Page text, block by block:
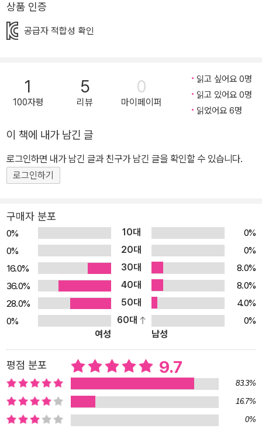
잘 어울릴 수 있을지도 몰라. 고민을 해결하기 위해 길을 떠나기로 했
어. 드넓은 바다로, 거대한 태양으로. 그곳에서 어쩌면 내 고민의 답을
려서 놀고 싶은데 내 마음대로 되지 않아서 마음 아팠던 적 있나요?
남들보다 커다란 골리앗도 친구들과 어울리고 싶은데 아무도 곁에 다
가와 주지 않아 속상했어요. 마음속에 이런 고민을 안고 있는 친구들
이 우리 주변에 많대요. 『골리앗』은 남들과 달라 고민하는 친구들을
위한 그림책이에요. 책을 펴서 다른 아이들 사이에서도 눈에 띄는 골
리앗을 보세요. 태어날 때부터 아빠보다 더 컸던 골리앗은 남들보다
커다래서 학교에서 누구와도 어울리지 못하고 어딜 가나 주변을 맴돌
머나먼 길을 떠나기로 했어요. 골리앗보다도 거대한 바다로, 그리고
태양으로 말이죠. 그곳에서 골리앗은 고민을 해결할 수 있을까요? 골
리앗과 함께 여행길에 올라 보아요. 다채로운 색으로 흠뻑 물든 진심
가득한 이야기 표지 속 커다랗고 빨간 골리앗에 마음을 빼앗기고, 책
을 펼치면 눈을 뗄 수 없을 만큼 다채로운 색들에 또 한 번 마음을 빼
앗길 거예요. 스페인 작가 시모 아바디아의 독창적이고 감각적인 색
표현과 마음이 따뜻해지는 이야기가 만나 평범하지 않은 그림책이 되
었어요. 시각적으로나 철학적으로나 어느 하나 빠지지 않는 『골리
앗』, 해외에서도 진심이 녹아 있는 이 그림책에 찬사가 이어졌어요.
이 책은 아이와 함께 읽는 어른의 마음도 토닥토닥 위로해 주어요. 어
른들도 골리앗처럼 남들과 달라서 고민하고, 자신을 알아주고 이해해
주는 곳으로 훌쩍 떠나고 싶거든요. 다름을 받아들이고 자신을 있는
그대로 받아들이는 건 어른들에게도 쉽지 않으니까요. 골리앗과 함께
무사히 여행을 마치고 나면 여러분의 마음도 골리앗만큼 단단해질 거
상품 인증
공급자 적합성 확인
1
100자평
5
리뷰
0
마이페이퍼
읽고 싶어요 0명
읽고 있어요 0명
읽었어요 6명
이 책에 내가 남긴 글
로그인하면 내가 남긴 글과 친구가 남긴 글을 확인할 수 있습니다.
로그인하기
구매자 분포
0% 10대
0%
0%
20대
0%
16.0%
30대
8.0%
36.0%
40대
8.0%
28.0%
50대
4.0%
0%
60대
0%
여성
남성
평점 분포 9.7
83.3%
16.7%
0%